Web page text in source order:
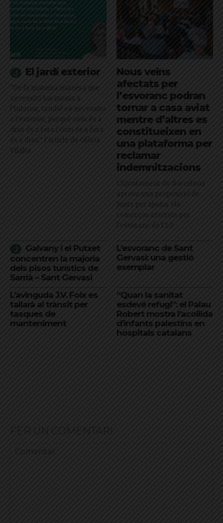
El jardí exterior
"De la mateixa manera que
necessito harmonia a
l’interior, també en necessito
a l’exterior, perquè com és a
dins és a fora i com és a fora
és a dins": l'article de Glòria
Vilalta
Nous veïns
afectats per
l’esvoranc podran
tornar a casa aviat
mentre d’altres es
constitueixen en
una plataforma per
reclamar
indemnitzacions
L’Ajuntament de Barcelona
aprova una proposició de
Junts per ajudar els
comerços afectats per
l'esvoranc de l'L9
Galvany i el Putxet
concentren la majoria
dels pisos turístics de
Sarrià – Sant Gervasi
L’esvoranc de Sant
Gervasi: una gestió
exemplar
L’avinguda J.V. Foix es
tallarà al trànsit per
tasques de
manteniment
“Quan la sanitat
esdevé refugi”: el Palau
Robert mostra l’acollida
d’infants palestins en
hospitals catalans
FER UN COMENTARI